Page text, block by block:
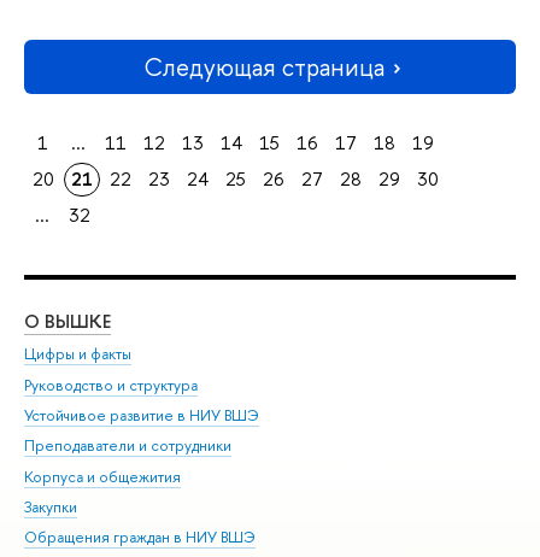
Следующая страница
1 ... 11 12 13 14 15 16 17 18
19
20
21 22 23 24 25 26 27 28 29
30
...
32
О ВЫШКЕ
Цифры и факты
Руководство и структура
Устойчивое развитие в НИУ ВШЭ
Преподаватели и сотрудники
Корпуса и общежития
Закупки
Обращения граждан в НИУ ВШЭ